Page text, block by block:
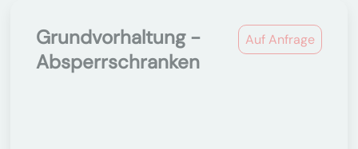
Auf Anfrage
Grundvorhaltung -
Absperrschranken